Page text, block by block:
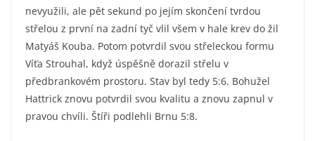
nevyužili, ale pět sekund po jejím skončení tvrdou
střelou z první na zadní tyč vlil všem v hale krev do žil
Matyáš Kouba. Potom potvrdil svou střeleckou formu
Víťa Strouhal, když úspěšně dorazil střelu v
předbrankovém prostoru. Stav byl tedy 5:6. Bohužel
Hattrick znovu potvrdil svou kvalitu a znovu zapnul v
pravou chvíli. Štíři podlehli Brnu 5:8.